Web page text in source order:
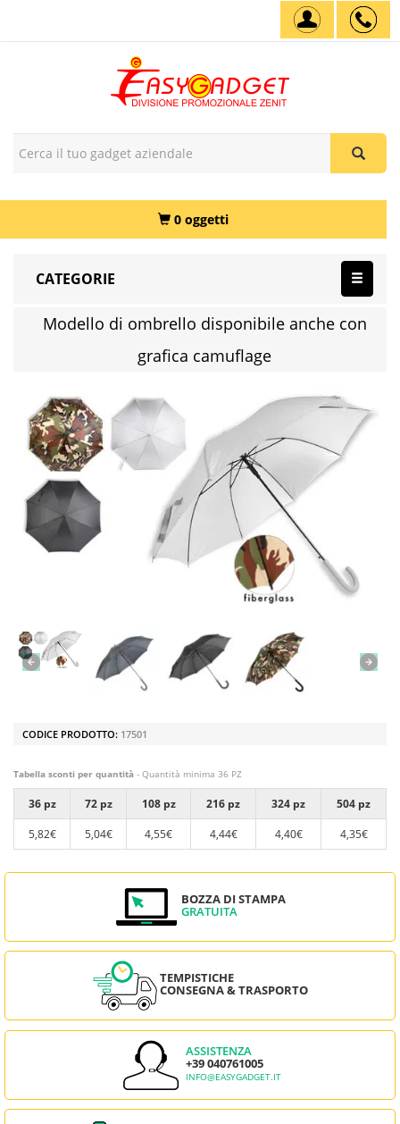
0 oggetti
CATEGORIE
Modello di ombrello disponibile anche con
grafica camuflage
CODICE PRODOTTO: 17501
Tabella sconti per quantità - Quantità minima 36 PZ
36 pz 72 pz 108 pz 216 pz 324 pz
504 pz
5,82€
5,04€ 4,55€ 4,44€ 4,40€ 4,35€
BOZZA DI STAMPA
GRATUITA
TEMPISTICHE
CONSEGNA & TRASPORTO
ASSISTENZA
+39 040761005
INFO@EASYGADGET.IT